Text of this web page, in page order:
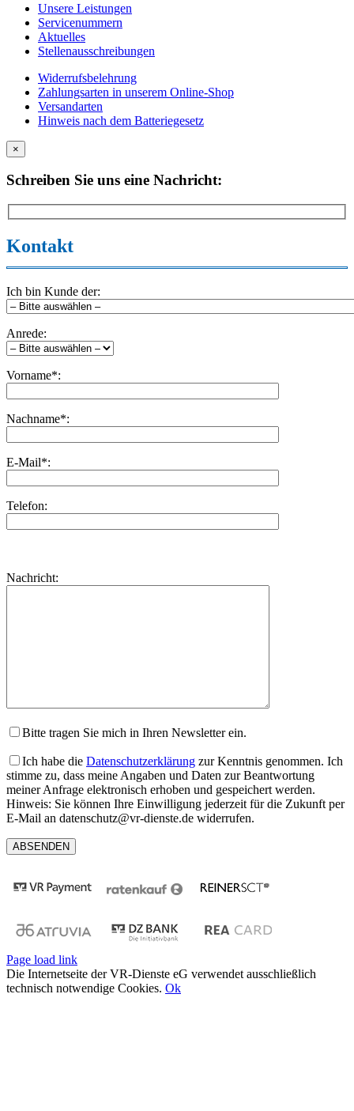
Unsere Leistungen
Servicenummern
Aktuelles
Stellenausschreibungen
Widerrufsbelehrung
Zahlungsarten in unserem Online-Shop
Versandarten
Hinweis nach dem Batteriegesetz
×
Schreiben Sie uns eine Nachricht:
Kontakt
Ich bin Kunde der:
Anrede:
Vorname*:
Nachname*:
E-Mail*:
Telefon:
dieses
lasse
Nachricht:
Bitte tragen Sie mich in Ihren Newsletter ein.
Ich habe die Datenschutzerklärung zur Kenntnis genommen. Ich
stimme zu, dass meine Angaben und Daten zur Beantwortung
meiner Anfrage elektronisch erhoben und gespeichert werden.
Hinweis: Sie können Ihre Einwilligung jederzeit für die Zukunft per
E-Mail an datenschutz@vr-dienste.de widerrufen.
Page load link
Die Internetseite der VR-Dienste eG verwendet ausschließlich
technisch notwendige Cookies. Ok